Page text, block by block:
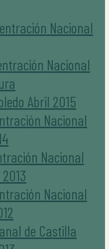
Nacional
Nacional
Abril 2015
Nacional
Nacional
Nacional
de Castilla